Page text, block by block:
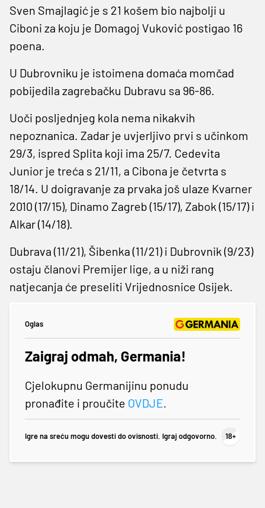
Sven Smajlagić je s 21 košem bio najbolji u
Ciboni za koju je Domagoj Vuković postigao 16
poena.
U Dubrovniku je istoimena domaća momčad
pobijedila zagrebačku Dubravu sa 96-86.
Uoči posljednjeg kola nema nikakvih
nepoznanica. Zadar je uvjerljivo prvi s učinkom
29/3, ispred Splita koji ima 25/7. Cedevita
Junior je treća s 21/11, a Cibona je četvrta s
18/14. U doigravanje za prvaka još ulaze Kvarner
2010 (17/15), Dinamo Zagreb (15/17), Zabok (15/17) i
Alkar (14/18).
Dubrava (11/21), Šibenka (11/21) i Dubrovnik (9/23)
ostaju članovi Premijer lige, a u niži rang
natjecanja će preseliti Vrijednosnice Osijek.
Oglas
Zaigraj odmah, Germania!
Cjelokupnu Germanijinu ponudu
pronađite i proučite OVDJE.
Igre na sreću mogu dovesti do ovisnosti. Igraj odgovorno.